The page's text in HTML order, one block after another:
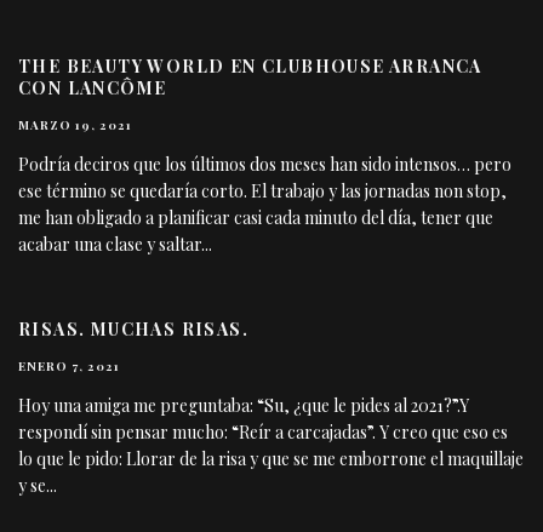
THE BEAUTY WORLD EN CLUBHOUSE ARRANCA
CON LANCÔME
MARZO 19, 2021
Podría deciros que los últimos dos meses han sido intensos… pero
ese término se quedaría corto. El trabajo y las jornadas non stop,
me han obligado a planificar casi cada minuto del día, tener que
acabar una clase y saltar...
RISAS. MUCHAS RISAS.
ENERO 7, 2021
Hoy una amiga me preguntaba: “Su, ¿que le pides al 2021?”.Y
respondí sin pensar mucho: “Reír a carcajadas”. Y creo que eso es
lo que le pido: Llorar de la risa y que se me emborrone el maquillaje
y se...